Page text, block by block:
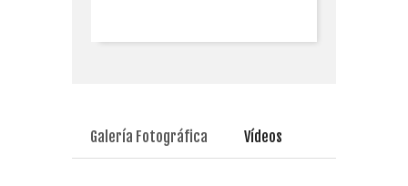
Galería Fotográfica Vídeos